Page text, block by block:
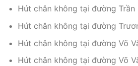
Hút chân không tại đường Trần
Hút chân không tại đường
Hút chân không tại đường Võ
Hút chân không tại đường Võ